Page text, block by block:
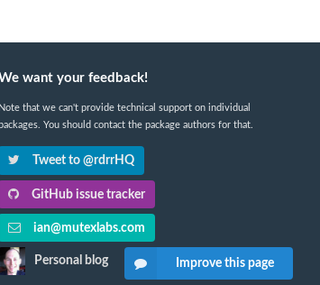
want your feedback!
Note that we can't provide technical support on individual
You should contact the package authors for that.
Tweet to @rdrrHQ
GitHub issue tracker
ian@mutexlabs.com
Personal blog Improve this page